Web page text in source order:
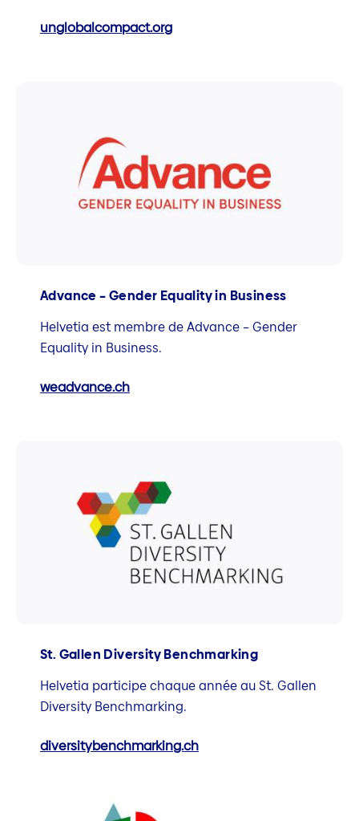
unglobalcompact.org
Advance – Gender Equality in Business
Helvetia est membre de Advance – Gender
Equality in Business.
weadvance.ch
St. Gallen Diversity Benchmarking
Helvetia participe chaque année au St. Gallen
Diversity Benchmarking.
diversitybenchmarking.ch